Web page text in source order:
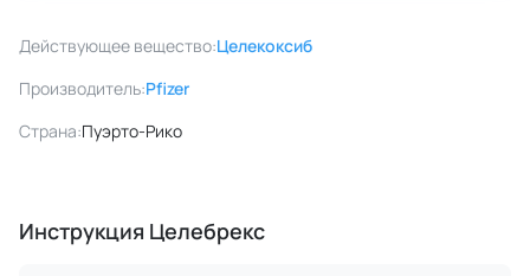
Действующее вещество:Целекоксиб
Производитель:Pfizer
Страна:Пуэрто-Рико
Инструкция Целебрекс